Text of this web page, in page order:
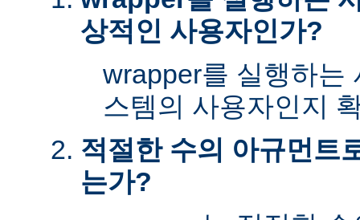
상적인 사용자인가?
wrapper를 실행하는
스템의 사용자인지
적절한 수의 아규먼트
는가?